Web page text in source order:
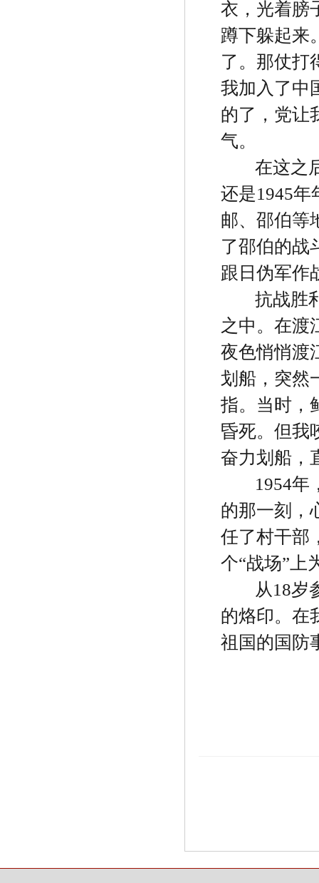
衣，光着膀
蹲下躲起来
了。那仗打
我加入了中
的了，党让
气。
在这之
还是1945年
邮、邵伯等
了邵伯的战
跟日伪军作
抗战胜
之中。在渡
夜色悄悄渡
划船，突然
指。当时，
昏死。但我
奋力划船，
1954年
的那一刻，
任了村干部
个“战场”
从18岁
的烙印。在
祖国的国防